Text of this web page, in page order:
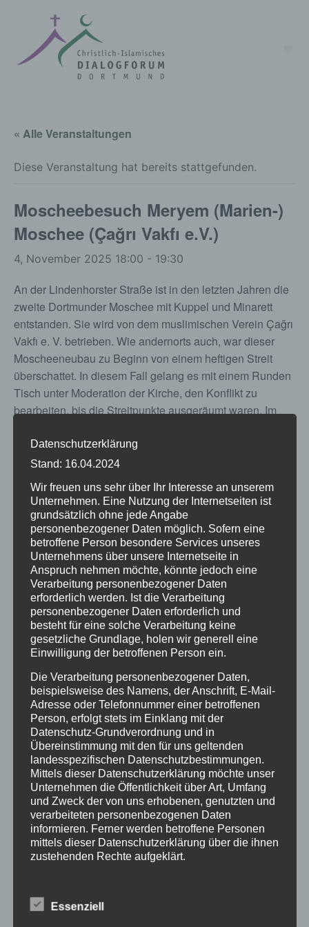
« Alle Veranstaltungen
Diese Veranstaltung hat bereits stattgefunden.
Moscheebesuch Meryem (Marien-)
Moschee (Çağrı Vakfı e.V.)
4, November 2025 18:00 - 19:30
An der Lindenhorster Straße ist in den letzten Jahren die
zweite Dortmunder Moschee mit Kuppel und Minarett
entstanden. Sie wird von dem muslimischen Verein Çağrı
Vakfı e. V. betrieben. Wie andernorts auch, war dieser
Moscheeneubau zu Beginn von einem heftigen Streit
überschattet. In diesem Fall gelang es mit einem Runden
Tisch unter Moderation der Kirche, den Konflikt zu
bearbeiten, bis die Streitpunkte ausgeräumt waren. Im
Bei dem Besuch lernen wir zunächst die neue Moschee
mit ihrem religiösen Schmuck und den Verein kennen.
Mitglieder des Vereins führen dabei in die muslimische
Gebetspraxis ein. Pfarrer Stiller, der Moderator des
Runden Tisches, und andere Beteiligte berichten sodann
vom damaligen Konflikt und seiner Bearbeitung bis zur
einvernehmlichen Lösung. Kann dies ein Modell sein,
wie unsere Stadtgesellschaft künftig mit solchen
Streitpunkten umgeht?
In Kooperation mit StadtPilgerTouren/Evangelisches
Erwachsenenbildungswerk Dortmund
Moschee des Çağrı Vakfı e.V.
Pfr. Friedrich Stiller
Anmeldung erbeten bis 03.11.25 unter:rgv@ekkdo.de
Zum Kalender hinzufügen
Datum:
Datenschutzerklärung
Stand: 16.04.2024
Wir freuen uns sehr über Ihr Interesse an unserem
Unternehmen. Eine Nutzung der Internetseiten ist
grundsätzlich ohne jede Angabe
personenbezogener Daten möglich. Sofern eine
betroffene Person besondere Services unseres
Unternehmens über unsere Internetseite in
Anspruch nehmen möchte, könnte jedoch eine
Verarbeitung personenbezogener Daten
erforderlich werden. Ist die Verarbeitung
personenbezogener Daten erforderlich und
besteht für eine solche Verarbeitung keine
gesetzliche Grundlage, holen wir generell eine
Einwilligung der betroffenen Person ein.
Die Verarbeitung personenbezogener Daten,
beispielsweise des Namens, der Anschrift, E-Mail-
Adresse oder Telefonnummer einer betroffenen
Person, erfolgt stets im Einklang mit der
Datenschutz-Grundverordnung und in
Übereinstimmung mit den für uns geltenden
landesspezifischen Datenschutzbestimmungen.
Mittels dieser Datenschutzerklärung möchte unser
Unternehmen die Öffentlichkeit über Art, Umfang
und Zweck der von uns erhobenen, genutzten und
verarbeiteten personenbezogenen Daten
informieren. Ferner werden betroffene Personen
mittels dieser Datenschutzerklärung über die ihnen
zustehenden Rechte aufgeklärt.
Maßnahmen umgesetzt, um einen möglichst
Essenziell